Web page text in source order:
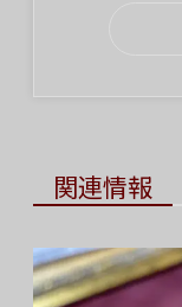
関連情報